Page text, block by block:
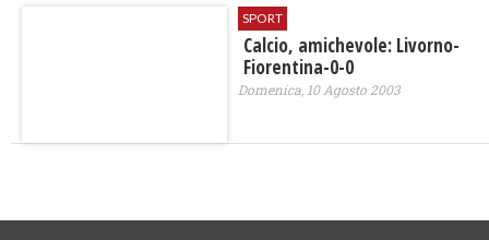
SPORT
Calcio, amichevole: Livorno-
Fiorentina-0-0
Domenica, 10 Agosto 2003